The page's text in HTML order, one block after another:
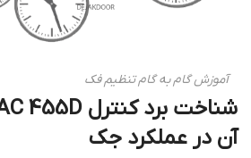
آموزش گام به گام تنظیم فک
آن در عملکرد جک